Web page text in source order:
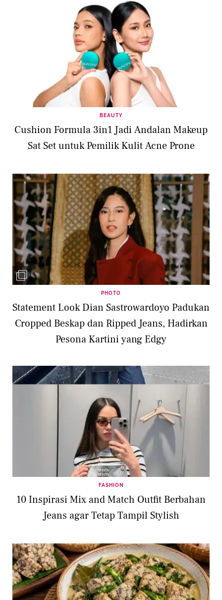
BEAUTY
Cushion Formula 3in1 Jadi Andalan Makeup
Sat Set untuk Pemilik Kulit Acne Prone
PHOTO
Statement Look Dian Sastrowardoyo Padukan
Cropped Beskap dan Ripped Jeans, Hadirkan
Pesona Kartini yang Edgy
FASHION
10 Inspirasi Mix and Match Outfit Berbahan
Jeans agar Tetap Tampil Stylish